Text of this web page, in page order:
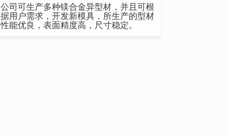
公司可生产多种镁合金异型材，并且可根
据用户需求，开发新模具，所生产的型材
性能优良，表面精度高，尺寸稳定。